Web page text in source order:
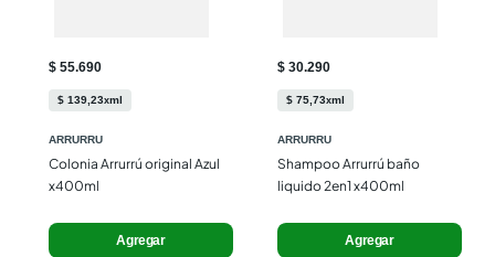
$ 55.690
$ 139 23xml
ARRURRU
Colonia Arrurrú original Azul
x400ml
Agregar
$ 30.290
$ 75 73xml
ARRURRU
Shampoo Arrurrú baño
liquido 2en1 x400ml
Agregar